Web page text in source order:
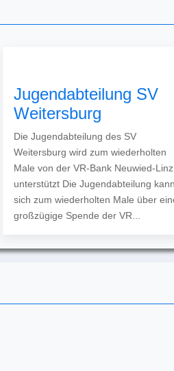
Jugendabteilung SV
Weitersburg
Die Jugendabteilung des SV
Weitersburg wird zum wiederholten
Male von der VR-Bank Neuwied-Linz
unterstützt Die Jugendabteilung kann
sich zum wiederholten Male über
großzügige Spende der VR...